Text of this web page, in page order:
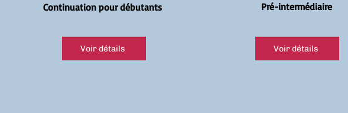
Continuation pour débutants
Voir détails
Pré-intermédiaire
Voir détails